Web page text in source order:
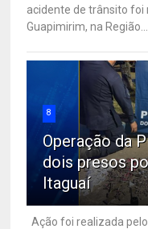
acidente de trânsito foi
Guapimirim, na Região...
8
Operação da
dois presos
Itaguaí
Ação foi realizada